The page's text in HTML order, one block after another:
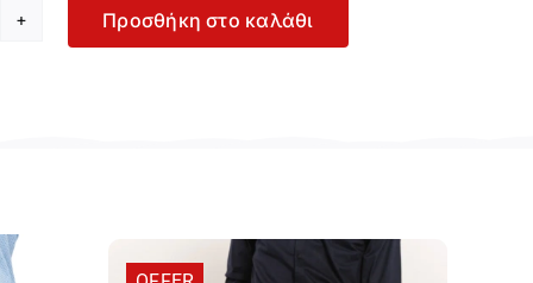
Προσθήκη στο καλάθι